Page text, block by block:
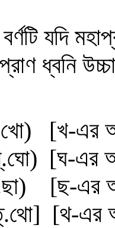
যদি
ধ্বনি
[খ-এর
[ঘ-এর
[ছ-এর
[থ-এর